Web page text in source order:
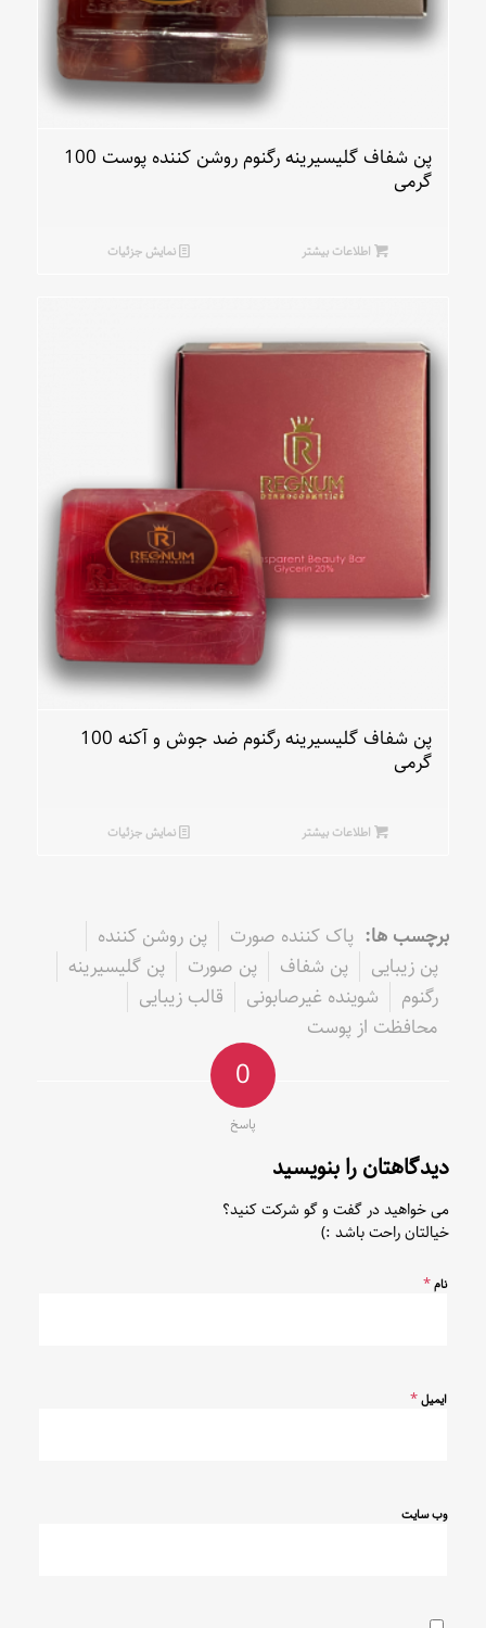
پن شفاف گلیسیرینه رگنوم روشن کننده پوست 100
گرمی
اطلاعات بیشتر نمایش جزئیات
پن شفاف گلیسیرینه رگنوم ضد جوش و آکنه 100
گرمی
اطلاعات بیشتر نمایش جزئیات
برچسب ها: پاک کننده صورت
پن روشن کننده
پن زیبایی
پن شفاف پن صورت
پن گلیسیرینه
رگنوم
شوینده غیرصابونی
قالب زیبایی
محافظت از پوست
0
پاسخ
دیدگاهتان را بنویسید
می خواهید در گفت و گو شرکت کنید؟
خیالتان راحت باشد :)
نام*
ایمیل*
وب‌ سایت